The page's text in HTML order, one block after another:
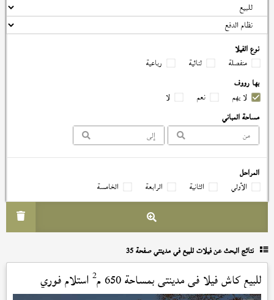
نوع الفيلا
منفصلة
ثنائية
رباعية
بها رووف
لا يهم
نعم
لا
مساحة المباني
المراحل
الأولي
الثانية الرابعة الخامسة
نتائج البحث عنفيلات للبيع في مدينتي صفحة 35
للبيع كاش فيلا فيمدينتيبمساحة 650 م 2 استلام فوري